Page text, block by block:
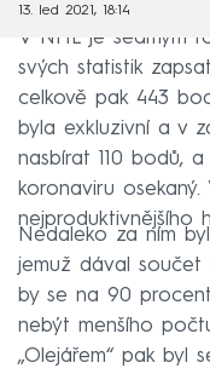
13. led 2021, 18:14
V NHL je sedmým
svých statistik
celkově pak 443
byla exkluzivní a v
nasbírat 110 bodů,
koronaviru
nejproduktivnějšího
Nedaleko za ním
jemuž dával součet
by se na 90
nebýt menšího
„Olejářem“ pak byl